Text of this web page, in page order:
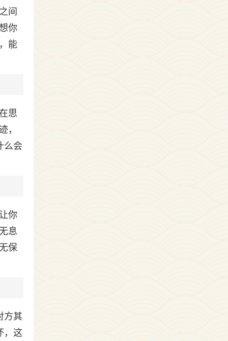
间
你
能
思
，
么会
你
息
保
方其
，这